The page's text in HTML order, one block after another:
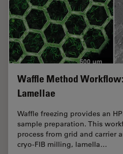
Waffle Method Workflow:
Lamellae
Waffle freezing provides an
sample preparation. This
process from grid and carrier
cryo-FIB milling, lamella…